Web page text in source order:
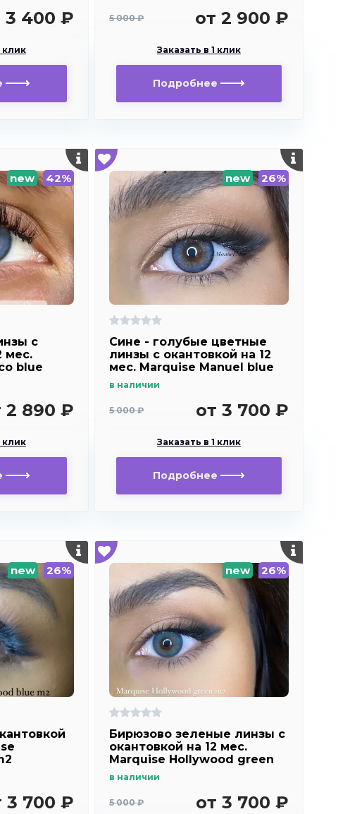
3 400 ₽
клик
5 000 ₽ от 2 900 ₽
Заказать в 1 клик
Подробнее
new 42%
c
мес.
blue
2 890 ₽
клик
new 26%
Сине - голубые цветные
линзы c окантовкой на 12
мес. Marquise Manuel blue
в наличии
5 000 ₽ от 3 700 ₽
Заказать в 1 клик
Подробнее
new 26%
3 700 ₽
new 26%
Бирюзово зеленые линзы c
окантовкой на 12 мес.
Marquise Hollywood green
в наличии
5 000 ₽ от 3 700 ₽